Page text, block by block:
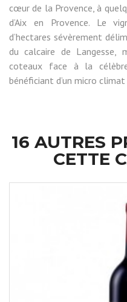
cœur de la Provence, à
d’Aix en Provence. Le
d’hectares sévèrement
du calcaire de Langesse,
coteaux face à la
bénéficiant d’un micro
16 AUTRES
CETTE